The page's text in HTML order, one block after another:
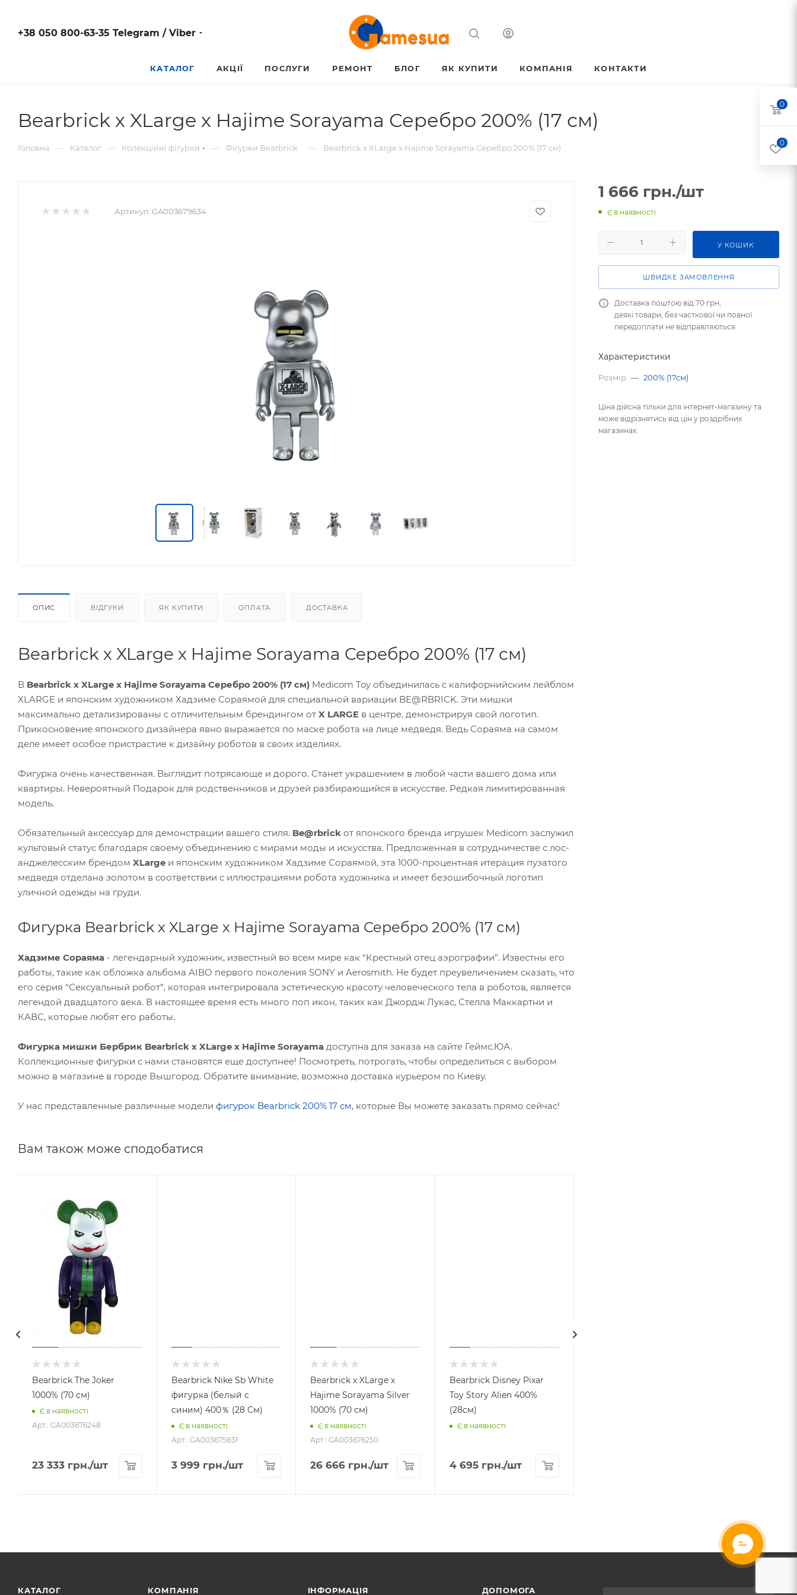
+38 050 800-63-35 Telegram / Viber
КАТАЛОГ АКЦІЇ ПОСЛУГИ РЕМОНТ БЛОГ ЯК КУПИТИ КОМПАНІЯ КОНТАКТИ
Bearbrick x XLarge x Hajime Sorayama Серебро 200% (17 см)
Головна — Каталог — Колекційні фігурки — Фігурки Bearbrick — Bearbrick x XLarge x Hajime Sorayama Серебро 200% (17 см)
Артикул: GA003679634
ОПИС ВІДГУКИ ЯК КУПИТИ ОПЛАТА ДОСТАВКА
Bearbrick x XLarge x Hajime Sorayama Серебро 200% (17 см)
В Bearbrick x XLarge x Hajime Sorayama Серебро 200% (17 см) Medicom Toy объединилась с калифорнийским лейблом
XLARGE и японским художником Хадзиме Сораямой для специальной вариации BE@RBRICK. Эти мишки
максимально детализированы с отличительным брендингом от X LARGE в центре, демонстрируя свой логотип.
Прикосновение японского дизайнера явно выражается по маске робота на лице медведя. Ведь Сораяма на самом
деле имеет особое пристрастие к дизайну роботов в своих изделиях.
Фигурка очень качественная. Выглядит потрясающе и дорого. Станет украшением в любой части вашего дома или
квартиры. Невероятный Подарок для родственников и друзей разбирающийся в искусстве. Редкая лимитированная
модель.
Обязательный аксессуар для демонстрации вашего стиля. Be@rbrick от японского бренда игрушек Medicom заслужил
культовый статус благодаря своему объединению с мирами моды и искусства. Предложенная в сотрудничестве с лос-
анджелесским брендом XLarge и японским художником Хадзиме Сораямой, эта 1000-процентная итерация пузатого
медведя отделана золотом в соответствии с иллюстрациями робота художника и имеет безошибочный логотип
уличной одежды на груди.
Фигурка Bearbrick x XLarge x Hajime Sorayama Серебро 200% (17 см)
Хадзиме Сораяма - легендарный художник, известный во всем мире как “Крестный отец аэрографии”. Известны его
работы, такие как обложка альбома AIBO первого поколения SONY и Aerosmith. Не будет преувеличением сказать, что
его серия “Сексуальный робот”, которая интегрировала эстетическую красоту человеческого тела в роботов, является
легендой двадцатого века. В настоящее время есть много поп икон, таких как Джордж Лукас, Стелла Маккартни и
КАВС, которые любят его работы.
Фигурка мишки Бербрик Bearbrick x XLarge x Hajime Sorayama доступна для заказа на сайте Геймс.ЮА.
Коллекционные фигурки с нами становятся еще доступнее! Посмотреть, потрогать, чтобы определиться с выбором
можно в магазине в городе Вышгород. Обратите внимание, возможна доставка курьером по Киеву.
У нас представленные различные модели фигурок Bearbrick 200% 17 см, которые Вы можете заказать прямо сейчас!
Вам також може сподобатися
Bearbrick The Joker
1000% (70 см)
Є в наявності
Арт.: GA003676248
23 333 грн./шт
Bearbrick Nike Sb White
фигурка (белый с
синим) 400％ (28 См)
Є в наявності
Арт.: GA003675831
3 999 грн./шт
Bearbrick x XLarge x
Hajime Sorayama Silver
1000% (70 см)
Є в наявності
Арт.: GA003676250
26 666 грн./шт
Bearbrick Disney Pixar
Toy Story Alien 400%
(28см)
Є в наявності
4 695грн./шт
1 666 грн./шт
Є в наявності
У КОШИК
ШВИДКЕ ЗАМОВЛЕННЯ
Доставка поштою від 70 грн,
деякі товари, без часткової чи повної
передоплати не відправляються
Характеристики
Розмір — 200% (17см)
Ціна дійсна тільки для інтернет-магазину та
може відрізнятись від цін у роздрібних
магазинах.
КАТАЛОГ КОМПАНІЯ ІНФОРМАЦІЯ ДОПОМОГА
0
0